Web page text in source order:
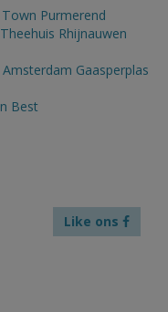
Purmerend
Rhijnauwen
Gaasperplas
Best
Like ons